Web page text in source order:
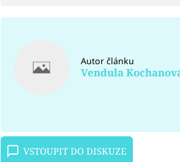
Autor článku
Vendula
VSTOUPIT DO DISKUZE